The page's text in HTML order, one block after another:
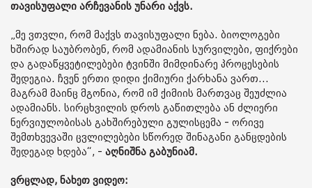
თავისუფალი არჩევანის უნარი აქვს.
„მე ვთვლი, რომ მაქვს თავისუფალი ნება. ბიოლოგები
ხშირად საუბრობენ, რომ ადამიანის სურვილები, ფიქრები
და გადაწყვეტილებები ტვინში მიმდინარე პროცესების
შედეგია. ჩვენ ერთი დიდი ქიმიური ქარხანა ვართ...
მაგრამ მაინც მგონია, რომ იმ ქიმიის მართვაც შეუძლია
ადამიანს. სირცხვილის დროს გაწითლება ან ძლიერი
ნერვიულობისას გახშირებული გულისცემა - ორივე
შემთხვევაში ცვლილებები სწორედ შინაგანი განცდების
შედეგად ხდება“, - აღნიშნა გაბუნიამ.
ვრცლად, ნახეთ ვიდეო: